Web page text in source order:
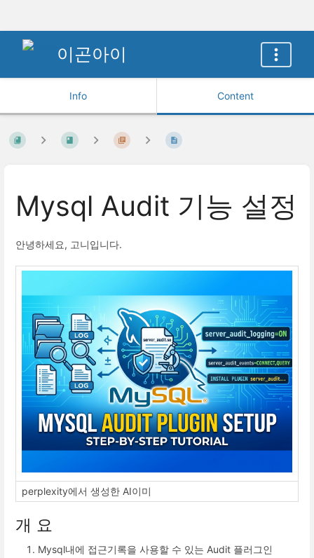
이곤아이
Info Content
Mysql Audit 기능 설정
안녕하세요, 고니입니다.
perplexity에서 생성한 AI이미
개 요
Mysql내에 접근기록을 사용할 수 있는 Audit 플러그인